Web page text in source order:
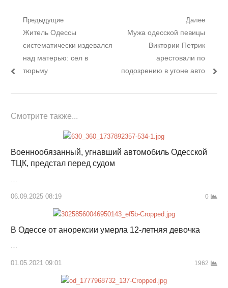
Навигация
записям
Предыдущие
Предыдущий
пост:
Житель Одессы
систематически издевался
над матерью: сел в
тюрьму
Далее
Следующий
Мужа одесской певицы
Виктории Петрик
арестовали по
подозрению в угоне авто
Смотрите также...
Военнообязанный, угнавший автомобиль Одесской
ТЦК, предстал перед судом
…
06.09.2025 08:19 0
В Одессе от анорексии умерла 12-летняя девочка
…
01.05.2021 09:01 1962